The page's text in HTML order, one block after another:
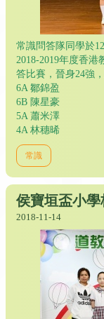
常識問答隊同學於
2018-2019年度香
答比賽，晉身24強
6A 鄒錦盈
6B 陳星豪
5A 蕭米澤
4A 林穗晞
常識
侯寶垣盃小
2018-11-14